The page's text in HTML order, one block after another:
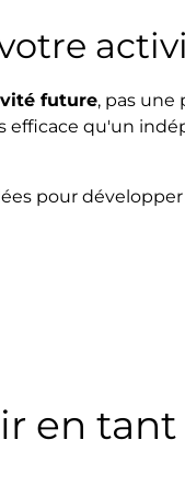
future, pas une
efficace qu'un
pour développer
en tant